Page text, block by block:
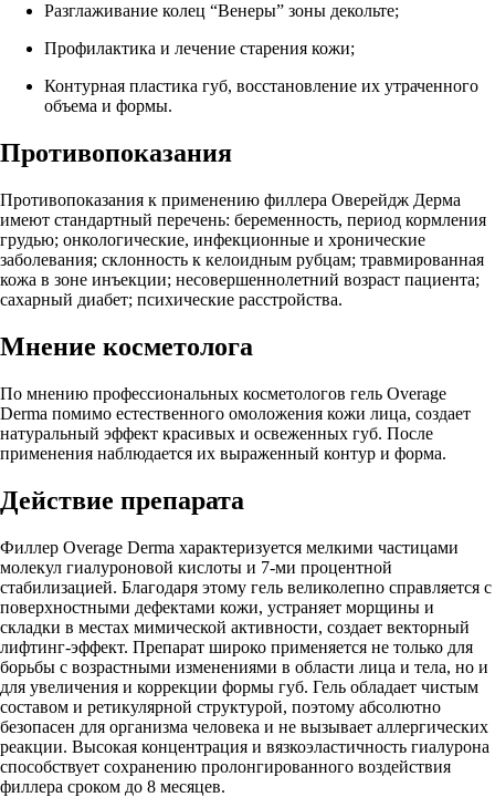
Разглаживание колец “Венеры” зоны декольте;
Профилактика и лечение старения кожи;
Контурная пластика губ, восстановление их утраченного
объема и формы.
Противопоказания
Противопоказания к применению филлера Оверейдж Дерма
имеют стандартный перечень: беременность, период кормления
грудью; онкологические, инфекционные и хронические
заболевания; склонность к келоидным рубцам; травмированная
кожа в зоне инъекции; несовершеннолетний возраст пациента;
сахарный диабет; психические расстройства.
Мнение косметолога
По мнению профессиональных косметологов гель Overage
Derma помимо естественного омоложения кожи лица, создает
натуральный эффект красивых и освеженных губ. После
применения наблюдается их выраженный контур и форма.
Действие препарата
Филлер Overage Derma характеризуется мелкими частицами
молекул гиалуроновой кислоты и 7-ми процентной
стабилизацией. Благодаря этому гель великолепно справляется с
поверхностными дефектами кожи, устраняет морщины и
складки в местах мимической активности, создает векторный
лифтинг-эффект. Препарат широко применяется не только для
борьбы с возрастными изменениями в области лица и тела, но и
для увеличения и коррекции формы губ. Гель обладает чистым
составом и ретикулярной структурой, поэтому абсолютно
безопасен для организма человека и не вызывает аллергических
реакции. Высокая концентрация и вязкоэластичность гиалурона
способствует сохранению пролонгированного воздействия
филлера сроком до 8 месяцев.